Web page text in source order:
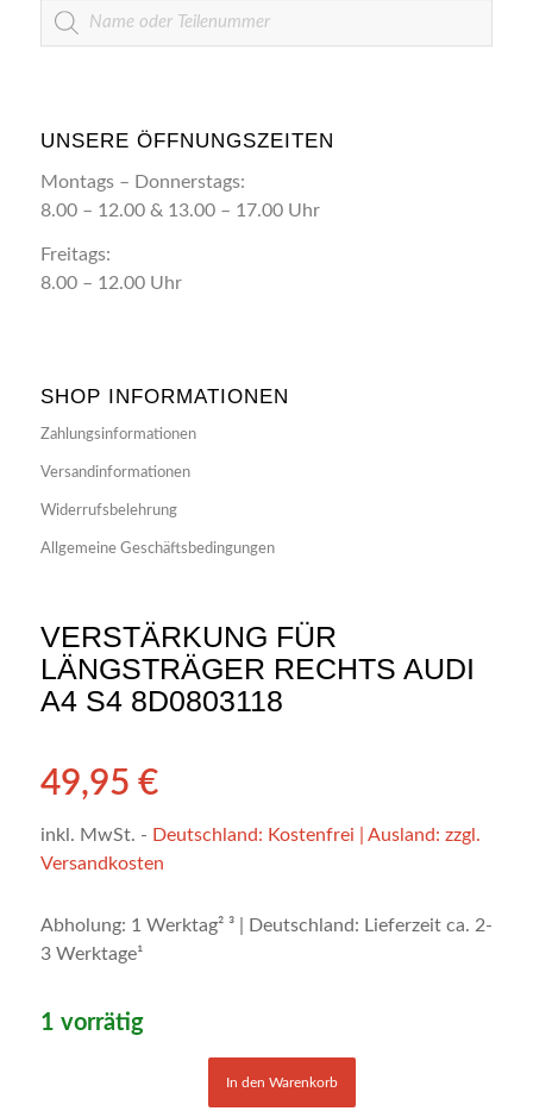
Artikelsuche
UNSERE ÖFFNUNGSZEITEN
Montags – Donnerstags:
8.00 – 12.00 & 13.00 – 17.00 Uhr
Freitags:
8.00 – 12.00 Uhr
SHOP INFORMATIONEN
Zahlungsinformationen
Versandinformationen
Widerrufsbelehrung
Allgemeine Geschäftsbedingungen
VERSTÄRKUNG FÜR
LÄNGSTRÄGER RECHTS AUDI
A4 S4 8D0803118
49,95 €
inkl. MwSt. - Deutschland: Kostenfrei | Ausland: zzgl.
Versandkosten
Abholung: 1 Werktag² ³ | Deutschland: Lieferzeit ca. 2-
3 Werktage¹
1 vorrätig
In den Warenkorb